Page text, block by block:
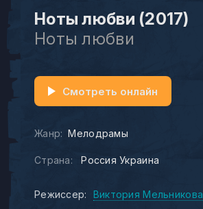
Ноты любви (2017)
Ноты любви
Жанр: Мелодрамы
Страна: Россия Украина
Смотреть онлайн
Режиссер:
Виктория Мельникова